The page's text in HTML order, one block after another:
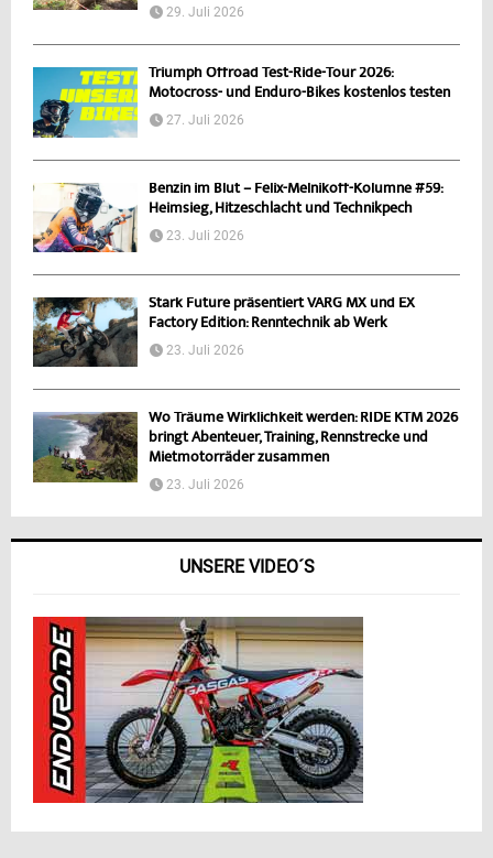
29. Juli 2026
Triumph Offroad Test-Ride-Tour 2026:
Motocross- und Enduro-Bikes kostenlos testen
27. Juli 2026
Benzin im Blut – Felix-Melnikoff-Kolumne #59:
Heimsieg, Hitzeschlacht und Technikpech
23. Juli 2026
Stark Future präsentiert VARG MX und EX
Factory Edition: Renntechnik ab Werk
23. Juli 2026
Wo Träume Wirklichkeit werden: RIDE KTM 2026
bringt Abenteuer, Training, Rennstrecke und
Mietmotorräder zusammen
23. Juli 2026
UNSERE VIDEO´S